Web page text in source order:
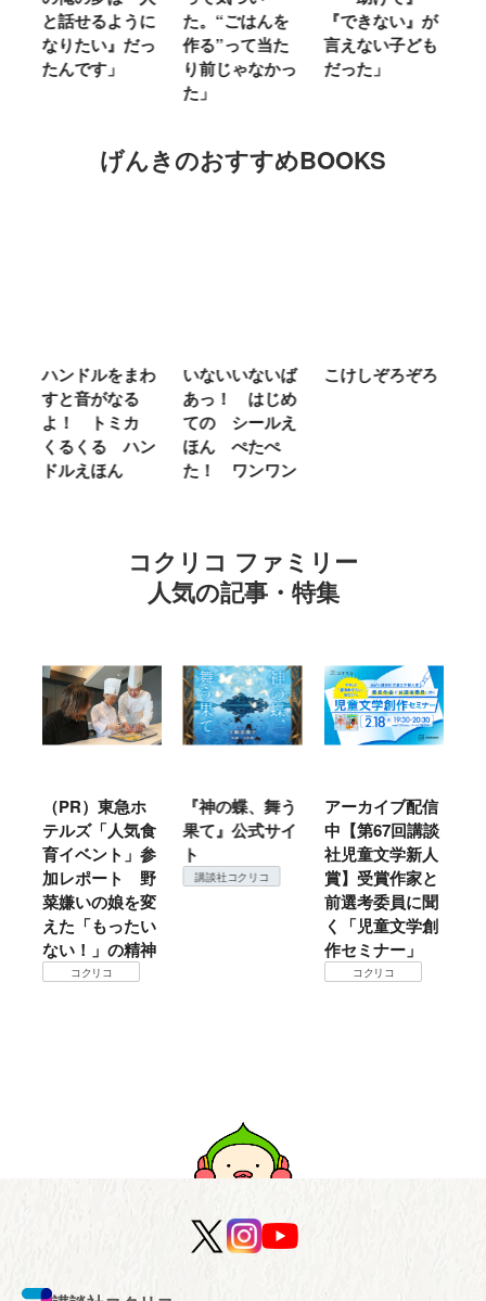
と話せるように
なりたい』だっ
たんです」
た。“ごはんを
作る”って当た
り前じゃなかっ
た」
『できない』が
言えない子ども
だった」
げんきのおすすめBOOKS
ハンドルをまわ
すと音がなる
よ！ トミカ
くるくる ハン
ドルえほん
いないいないば
あっ！ はじめ
ての シールえ
ほん ぺたぺ
た！ ワンワン
こけしぞろぞろ
コクリコ ファミリー
人気の記事・特集
（PR）東急ホ
テルズ「人気食
育イベント」参
加レポート 野
菜嫌いの娘を変
えた「もったい
ない！」の精神
コクリコ
『神の蝶、舞う
果て』公式サイ
ト
講談社コクリコ
アーカイブ配信
中【第67回講談
社児童文学新人
賞】受賞作家と
前選考委員に聞
く「児童文学創
作セミナー」
コクリコ